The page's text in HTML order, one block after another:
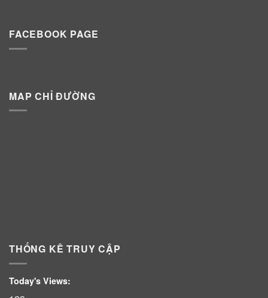
FACEBOOK PAGE
MAP CHỈ ĐƯỜNG
THỐNG KÊ TRUY CẬP
Today's Views: